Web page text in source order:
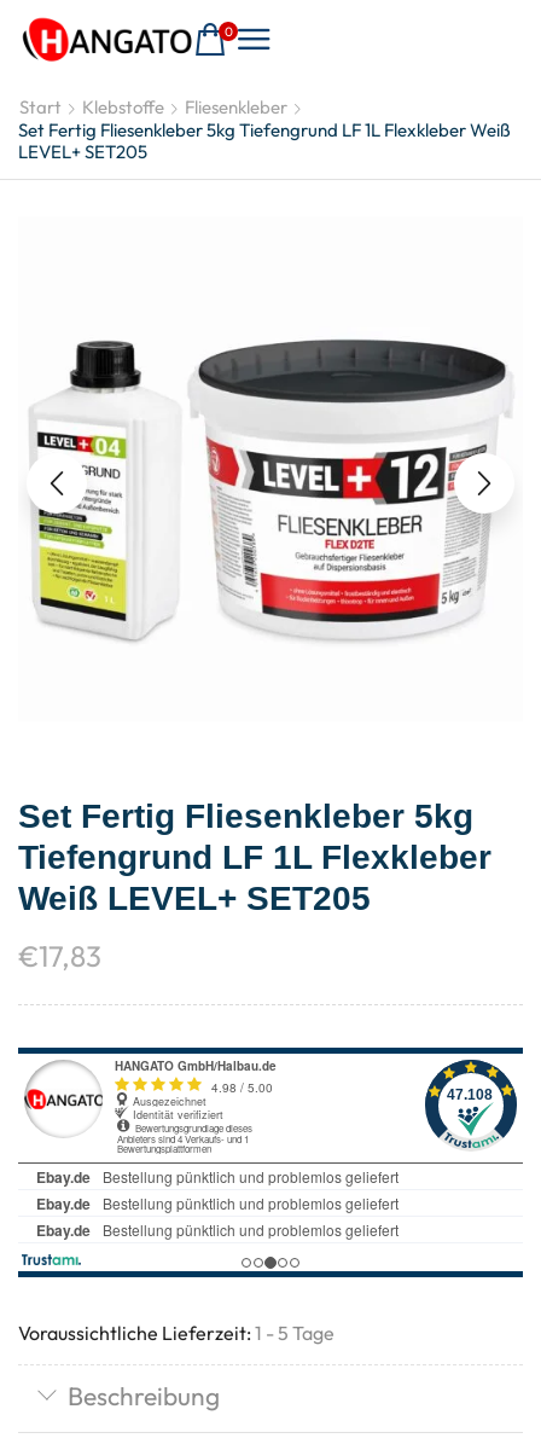
0
Start Klebstoffe
Fliesenkleber
Set Fertig Fliesenkleber 5kg Tiefengrund LF 1L Flexkleber Weiß
LEVEL+ SET205
Set Fertig Fliesenkleber 5kg
Tiefengrund LF 1L Flexkleber
Weiß LEVEL+ SET205
€17,83
Voraussichtliche Lieferzeit: 1 - 5 Tage
Beschreibung